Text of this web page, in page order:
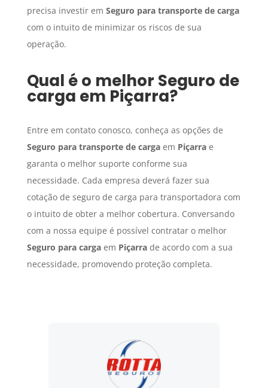
precisa investir em Seguro para transporte de carga
com o intuito de minimizar os riscos de sua
operação.
Qual é o melhor Seguro de
carga em Piçarra?
Entre em contato conosco, conheça as opções de
Seguro para transporte de cargaem Piçarrae
garanta o melhor suporte conforme sua
necessidade. Cada empresa deverá fazer sua
cotação de seguro de carga para transportadora com
o intuito de obter a melhor cobertura. Conversando
com a nossa equipe é possível contratar o melhor
Seguro para cargaem Piçarrade acordo com a sua
necessidade, promovendo proteção completa.